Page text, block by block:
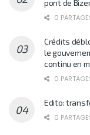
pont de
0
Crédits
le
continu en
0
Edito:
0